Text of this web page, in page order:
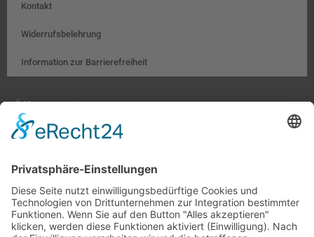
Kontakt
Widerrufsbelehrung
Information zur Barrierefreiheit
Öffnungszeiten:
Mo. – Fr. 8:00 – 18:00 Uhr
Sa. 9:00 – 13:00 Uhr
Hobby- und Künstlerbedarf:
Mo., Mi., Fr. 10:00 – 15:00 Uhr